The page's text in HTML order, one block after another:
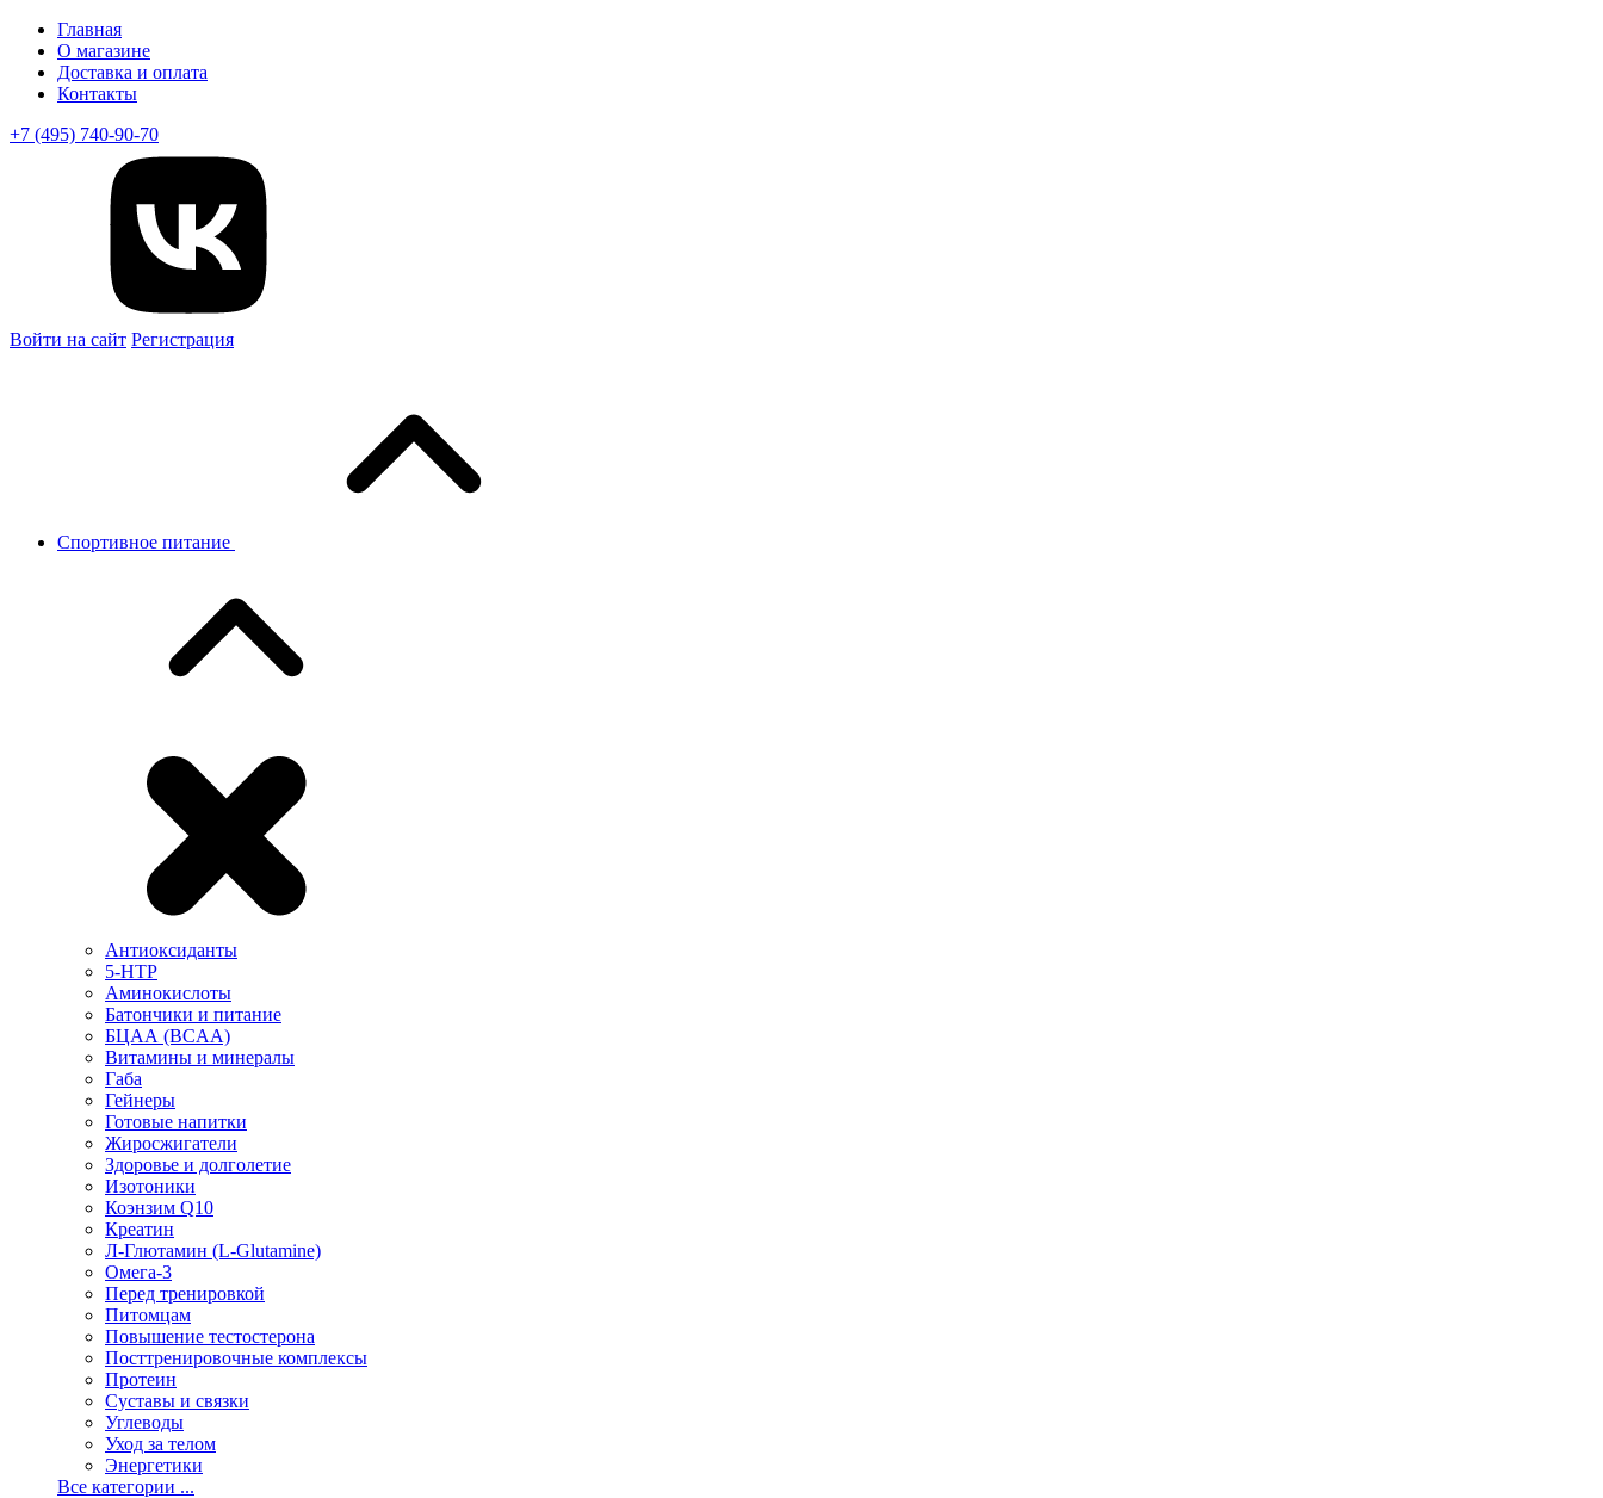
Главная
О магазине
Доставка и оплата
Контакты
+7 (495) 740-90-70
Войти на сайт Регистрация
Спортивное питание
Антиоксиданты
5-HTP
Аминокислоты
Батончики и питание
БЦАА (BCAA)
Витамины и минералы
Габа
Гейнеры
Готовые напитки
Жиросжигатели
Здоровье и долголетие
Изотоники
Коэнзим Q10
Креатин
Л-Глютамин (L-Glutamine)
Омега-3
Перед тренировкой
Питомцам
Повышение тестостерона
Посттренировочные комплексы
Протеин
Суставы и связки
Углеводы
Уход за телом
Энергетики
Все категории ...